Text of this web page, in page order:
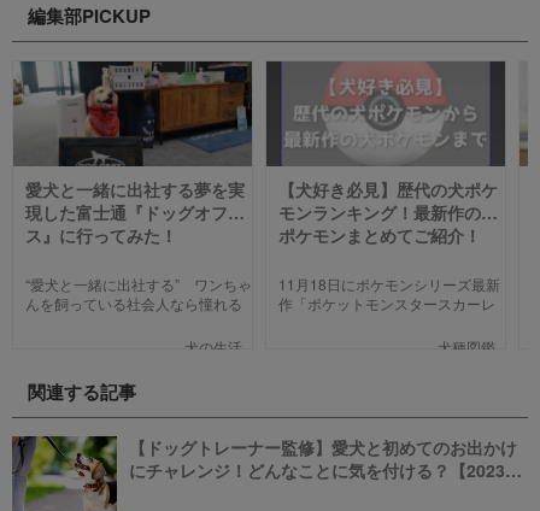
編集部PICKUP
愛犬と一緒に出社する夢を実
現した富士通『ドッグオフィ
ス』に行ってみた！
“愛犬と一緒に出社する” ワンちゃ
んを飼っている社会人なら憧れる
そんな夢のような取り組みを富士
いました。富士通が愛犬家のため
にどんな取り組みをしているのか
新たに設立された【ドッグオフィ
ス】を取材してきました！
犬の生活
【犬好き必見】歴代の犬ポケ
モンランキング！最新作の犬
ポケモンまとめてご紹介！
11月18日にポケモンシリーズ最新
作「ポケットモンスタースカーレ
オレット」が世界同時発売しまし
った方も、可愛くてかっこいい犬
モチーフのポケモンにメロメロに
なっちゃうかも。
犬種図鑑
関連する記事
【ドッグトレーナー監修】愛犬と初めてのお出かけ
にチャレンジ！どんなことに気を付ける？【2023年